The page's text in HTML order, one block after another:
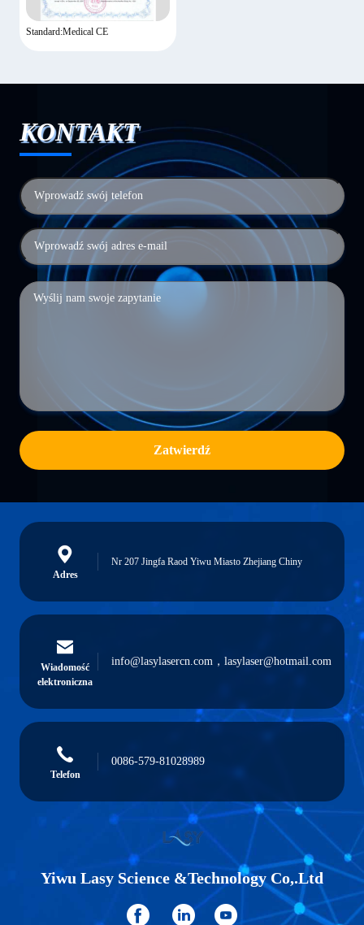
Standard:Medical CE
KONTAKT
Zatwierdź
Adres
Nr 207 Jingfa Raod Yiwu Miasto Zhejiang Chiny
Wiadomość
elektroniczna
info@lasylasercn.com，lasylaser@hotmail.com
Telefon
0086-579-81028989
Yiwu Lasy Science &Technology Co,.Ltd